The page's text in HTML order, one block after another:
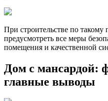
При строительстве по такому
предусмотреть все меры
помещения и качественной
Дом с мансардой:
главные выводы